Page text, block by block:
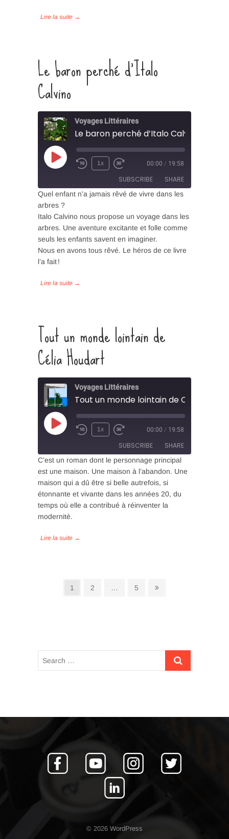
Le baron perché d’Italo
Calvino
Voyages Littéraires
Le baron perché d’Italo Calvino
Play
1x 00:00 / 19:58
SUBSCRIBE SHARE
RSS FEED
SHARE
LINK
EMBED
Quel enfant n’a jamais rêvé de vivre dans les
arbres ?
Italo Calvino nous propose un voyage dans les
arbres. Une aventure excitante et folle comme
seuls les enfants savent en imaginer.
Nous en avons tous rêvé. Le héros de ce livre
l’a fait !
Tout un monde lointain de
Célia Houdart
Voyages Littéraires
Tout un monde lointain de Célia
Play
1x 00:00 / 19:58
SUBSCRIBE SHARE
RSS FEED
SHARE
LINK
EMBED
C’est un roman dont le personnage principal
est une maison. Une maison à l’abandon. Une
maison qui a dû être si belle autrefois, si
étonnante et vivante dans les années 20, du
temps où elle a contribué à réinventer la
modernité.
Navigation
Page
1 Page
2 … Page
5
Next
© 2026 WordPress